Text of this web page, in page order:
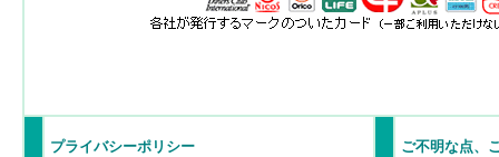
プライバシーポリシー ご不明な点、